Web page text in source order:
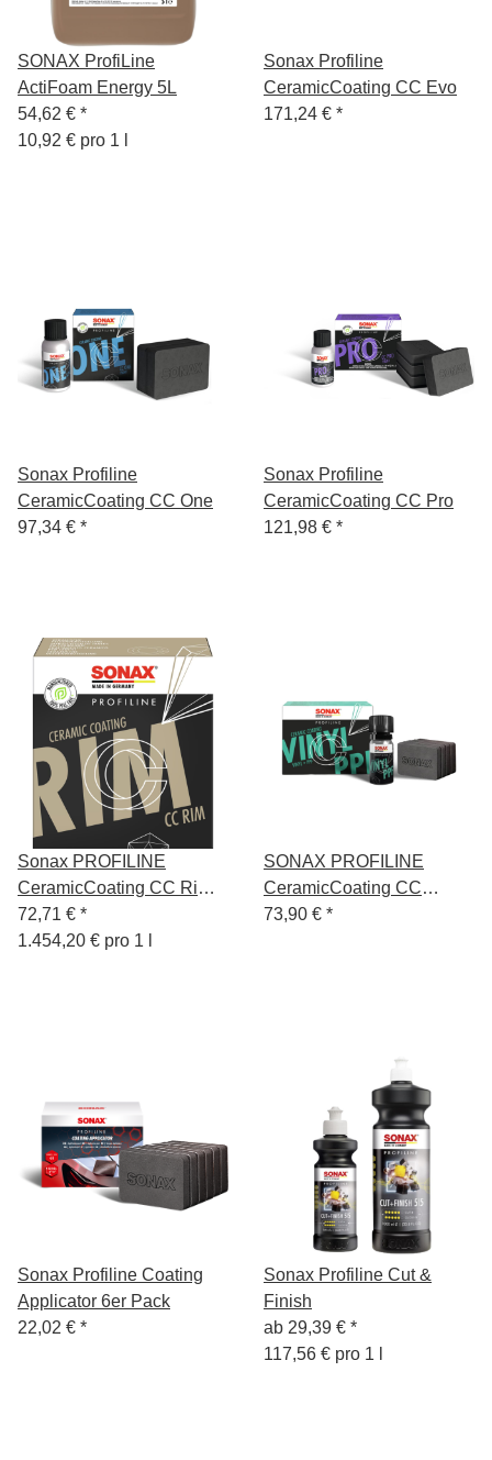
SONAX ProfiLine
ActiFoam Energy 5L
54,62 € *
10,92 € pro 1 l
Sonax Profiline
CeramicCoating CC Evo
171,24 € *
Sonax Profiline
CeramicCoating CC One
97,34 € *
Sonax Profiline
CeramicCoating CC Pro
121,98 € *
Sonax PROFILINE
CeramicCoating CC Rim
50ml
72,71 € *
1.454,20 € pro 1 l
SONAX PROFILINE
CeramicCoating CC
Vinyl+PPF
73,90 € *
Sonax Profiline Coating
Applicator 6er Pack
22,02 € *
Sonax Profiline Cut &
Finish
ab 29,39 € *
117,56 € pro 1 l